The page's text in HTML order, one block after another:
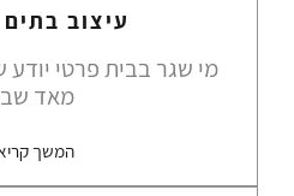
עיצוב
מי שגר בבית פרטי
מאד
המשך